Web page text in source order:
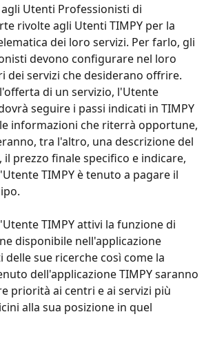
Utenti Professionisti di
rivolte agli Utenti TIMPY per la
dei loro servizi. Per farlo, gli
devono configurare nel loro
dei servizi che desiderano offrire.
di un servizio, l'Utente
seguire i passi indicati in TIMPY
informazioni che riterrà opportune,
tra l'altro, una descrizione del
prezzo finale specifico e indicare,
TIMPY è tenuto a pagare il
TIMPY attivi la funzione di
disponibile nell'applicazione
delle sue ricerche così come la
dell'applicazione TIMPY saranno
priorità ai centri e ai servizi più
alla sua posizione in quel